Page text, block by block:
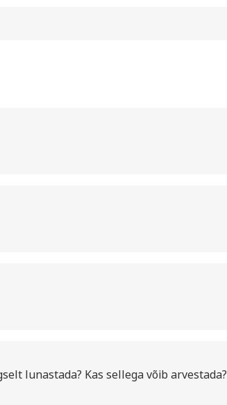
lunastada? Kas sellega võib arvestada?